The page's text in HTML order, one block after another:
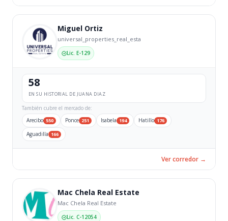
Miguel Ortiz
universal_properties_real_esta
Lic. E-129
58
EN SU HISTORIAL DE JUANA DIAZ
También cubre el mercado de:
Arecibo 550 Ponce 251 Isabela 194 Hatillo 176
Aguadilla 166
Ver corredor →
Mac Chela Real Estate
Mac Chela Real Estate
Lic. C-12054